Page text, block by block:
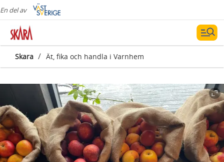
En del av
Skara / Ät, fika och handla i Varnhem